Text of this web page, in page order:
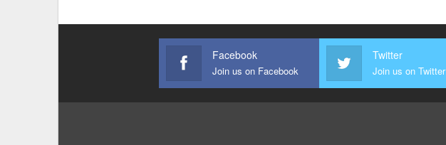
Facebook
Join us on Facebook
Twitter
Join us on Twitter